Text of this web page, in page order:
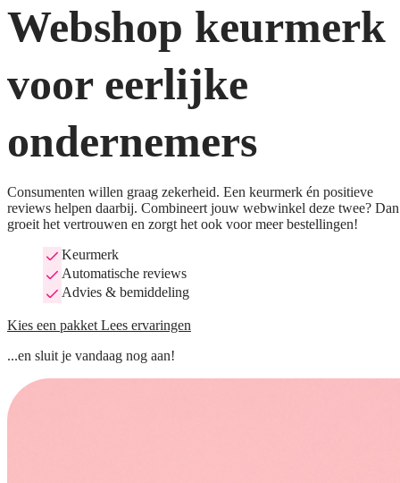
Webshop keurmerk
voor eerlijke
ondernemers
Consumenten willen graag zekerheid. Een keurmerk én positieve
reviews helpen daarbij. Combineert jouw webwinkel deze twee? Dan
groeit het vertrouwen en zorgt het ook voor meer bestellingen!
Keurmerk
Automatische reviews
Advies & bemiddeling
Kies een pakket Lees ervaringen
...en sluit je vandaag nog aan!